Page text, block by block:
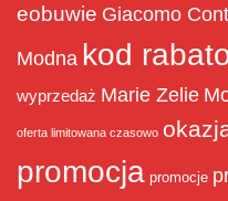
eobuwie Giacomo
Modna kod
wyprzedaż Marie Zelie
oferta limitowana czasowo
promocja promocje